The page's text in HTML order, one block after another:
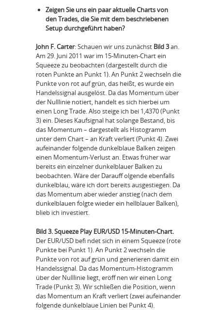
Zeigen Sie uns ein paar aktuelle Charts von
den Trades, die Sie mit dem beschriebenen
Setup durchgeführt haben?
John F. Carter: Schauen wir uns zunächst Bild 3an.
Am 29. Juni 2011 war im 15-Minuten-Chart ein
Squeeze zu beobachten (dargestellt durch die
roten Punkte an Punkt 1). An Punkt 2 wechseln die
Punkte von rot auf grün, das heißt, es wurde ein
Handelssignal ausgelöst. Da das Momentum über
der Nulllinie notiert, handelt es sich hierbei um
einen Long Trade. Also steige ich bei 1,4370 (Punkt
3) ein. Dieses Kaufsignal hat solange Bestand, bis
das Momentum – dargestellt als Histogramm
unter dem Chart – an Kraft verliert (Punkt 4). Zwei
aufeinander folgende dunkelblaue Balken zeigen
einen Momentum-Verlust an. Etwas früher war
bereits ein einzelner dunkelblauer Balken zu
beobachten. Wäre der Darauff olgende ebenfalls
dunkelblau, wäre ich dort bereits ausgestiegen. Da
das Momentum aber wieder anstieg (nach dem
dunkelblauen folgte wieder ein hellblauer Balken),
blieb ich investiert.
Bild 3. Squeeze Play EUR/USD 15-Minuten-Chart.
Der EUR/USD befi ndet sich in einem Squeeze (rote
Punkte bei Punkt 1). An Punkt 2 wechseln die
Punkte von rot auf grün und generieren damit ein
Handelssignal. Da das Momentum-Histogramm
über der Nulllinie liegt, eröff nen wir einen Long
Trade (Punkt 3). Wir schließen die Position, wenn
das Momentum an Kraft verliert (zwei aufeinander
folgende dunkelblaue Linien bei Punkt 4).